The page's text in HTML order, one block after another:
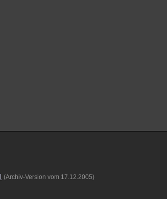
(Archiv-Version vom 17.12.2005)